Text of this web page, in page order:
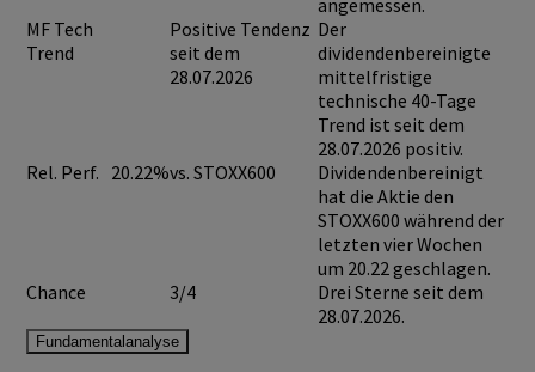
angemessen.
MF Tech
Trend
Positive Tendenz
seit dem
28.07.2026
Der
dividendenbereinigte
mittelfristige
technische 40-Tage
Trend ist seit dem
28.07.2026 positiv.
Rel. Perf. 20.22%vs. STOXX600
Dividendenbereinigt
hat die Aktie den
STOXX600 während der
letzten vier Wochen
um 20.22 geschlagen.
Chance
3/4
Drei Sterne seit dem
28.07.2026.
Fundamentalanalyse